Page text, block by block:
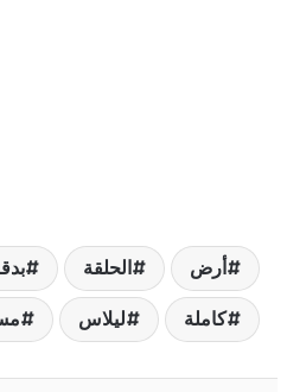
الحلقة بدقة
ليلاس مسلسل